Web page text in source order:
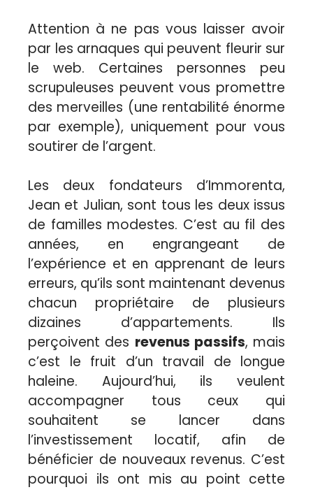
Attention à ne pas vous laisser avoir
par les arnaques qui peuvent fleurir sur
le web. Certaines personnes peu
scrupuleuses peuvent vous promettre
des merveilles (une rentabilité énorme
par exemple), uniquement pour vous
soutirer de l’argent.
Les deux fondateurs d’Immorenta,
Jean et Julian, sont tous les deux issus
de familles modestes. C’est au fil des
années, en engrangeant de
l’expérience et en apprenant de leurs
erreurs, qu’ils sont maintenant devenus
chacun propriétaire de plusieurs
dizaines d’appartements. Ils
perçoivent des revenus passifs, mais
c’est le fruit d’un travail de longue
haleine. Aujourd’hui, ils veulent
accompagner tous ceux qui
souhaitent se lancer dans
l’investissement locatif, afin de
bénéficier de nouveaux revenus. C’est
pourquoi ils ont mis au point cette